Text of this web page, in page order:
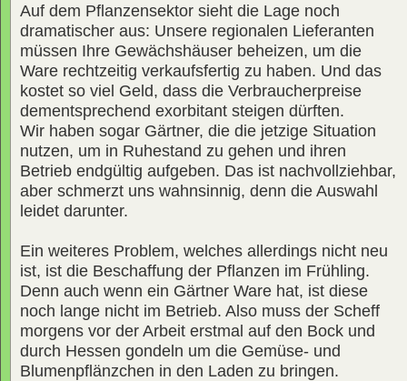
Auf dem Pflanzensektor sieht die Lage noch
dramatischer aus: Unsere regionalen Lieferanten
müssen Ihre Gewächshäuser beheizen, um die
Ware rechtzeitig verkaufsfertig zu haben. Und das
kostet so viel Geld, dass die Verbraucherpreise
dementsprechend exorbitant steigen dürften.
Wir haben sogar Gärtner, die die jetzige Situation
nutzen, um in Ruhestand zu gehen und ihren
Betrieb endgültig aufgeben. Das ist nachvollziehbar,
aber schmerzt uns wahnsinnig, denn die Auswahl
leidet darunter.
Ein weiteres Problem, welches allerdings nicht neu
ist, ist die Beschaffung der Pflanzen im Frühling.
Denn auch wenn ein Gärtner Ware hat, ist diese
noch lange nicht im Betrieb. Also muss der Scheff
morgens vor der Arbeit erstmal auf den Bock und
durch Hessen gondeln um die Gemüse- und
Blumenpflänzchen in den Laden zu bringen.